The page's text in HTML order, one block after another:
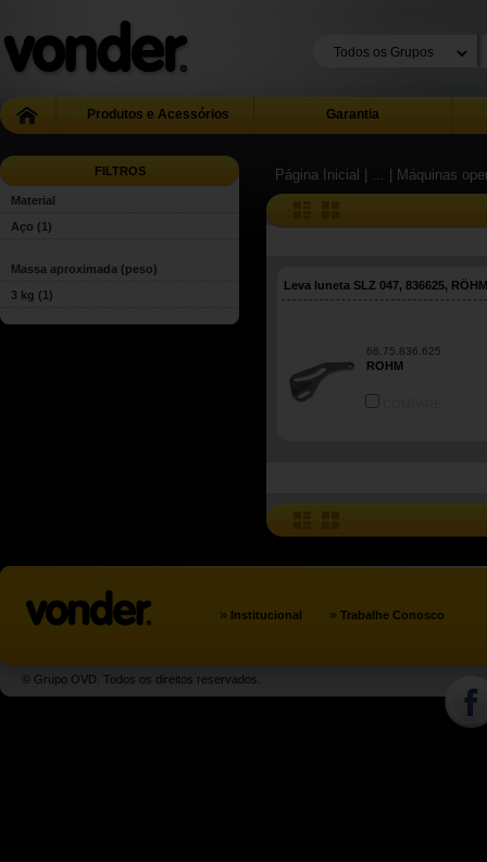
Produtos e Acessórios Garantia
FILTROS
Material
Aço (1)
Massa aproximada (peso)
3 kg (1)
Página Inicial | ... | Máquinas
Leva luneta SLZ 047, 836625, RÖHM
66.75.836.625
ROHM
» Institucional » Trabalhe Conosco
© Grupo OVD. Todos os direitos reservados.